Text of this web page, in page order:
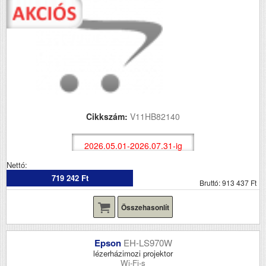
Cikkszám: V11HB82140
2026.05.01-2026.07.31-ig
Nettó:
719 242 Ft
Bruttó: 913 437 Ft
Összehasonlít
Epson EH-LS970W
lézerházimozi projektor
Wi-Fi-s